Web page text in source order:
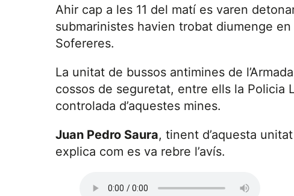
Ahir cap a les 11 del matí es varen
submarinistes havien trobat diumenge
Sofereres.
La unitat de bussos antimines de
cossos de seguretat, entre ells la Policia
controlada d’aquestes mines.
Juan Pedro Saura, tinent d’aquesta
explica com es va rebre l’avís.